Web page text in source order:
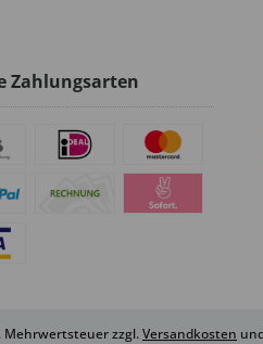
Zahlungsarten
Mehrwertsteuer zzgl.Versandkosten